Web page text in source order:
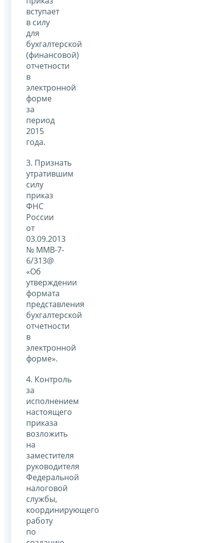
вступает
в силу
для
бухгалтерской
(финансовой)
отчетности
в
электронной
форме
за
период
2015
года.
3. Признать
утратившим
силу
приказ
ФНС
России
от
03.09.2013
№ ММВ-7-
6/313@
«Об
утверждении
формата
представления
бухгалтерской
отчетности
в
электронной
форме».
4. Контроль
за
исполнением
настоящего
приказа
возложить
на
заместителя
руководителя
Федеральной
налоговой
службы,
координирующего
работу
по